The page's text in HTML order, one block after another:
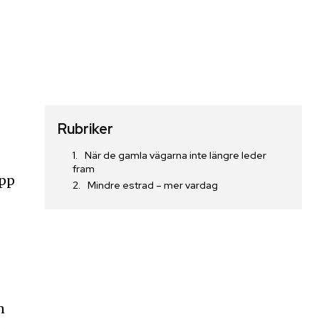
Rubriker
När de gamla vägarna inte längre leder
fram
Mindre estrad – mer vardag